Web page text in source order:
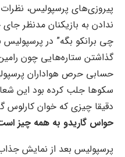
پیروزی‌های پرسپولیس، نظرات
ندادن به بازیکنان مدنظر
چی برانکو بگه” در پرسپولیس
گذاشتن ستاره‌هایی چون
حسابی حرص هواداران
سکوها جلب کرده بود این
دقیقا چیزی که خوان کارلوس
حواس گاریدو به همه چیز
پرسپولیس بعد از نمایش جذاب